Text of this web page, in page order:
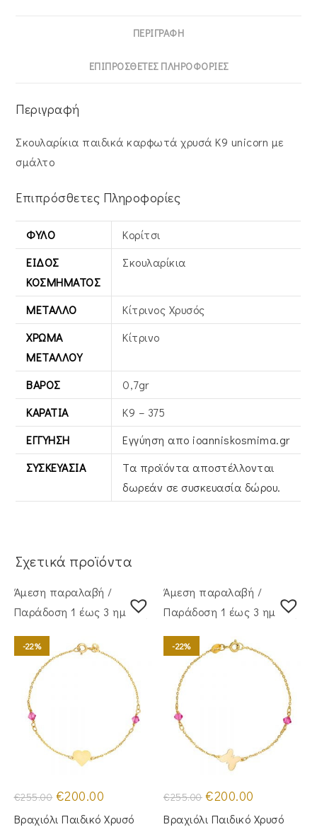
ΠΕΡΙΓΡΑΦΉ
ΕΠΙΠΡΌΣΘΕΤΕΣ ΠΛΗΡΟΦΟΡΊΕΣ
Περιγραφή
Σκουλαρίκια παιδικά καρφωτά χρυσά Κ9 unicorn με
σμάλτο
Επιπρόσθετες Πληροφορίες
ΦΎΛΟ
Κορίτσι
ΕΊΔΟΣ
ΚΟΣΜΉΜΑΤΟΣ
Σκουλαρίκια
ΜΈΤΑΛΛΟ
Κίτρινος Xρυσός
ΧΡΏΜΑ
ΜΕΤΆΛΛΟΥ
Κίτρινο
ΒΆΡΟΣ
0,7gr
ΚΑΡΆΤΙΑ
Κ9 – 375
ΕΓΓΎΗΣΗ
Εγγύηση απο ioanniskosmima.gr
ΣΥΣΚΕΥΑΣΊΑ
Τα προϊόντα αποστέλλονται
δωρεάν σε συσκευασία δώρου.
Σχετικά προϊόντα
Άμεση παραλαβή /
Παράδoση 1 έως 3 ημέρες
-22%
€255.00 Original
price
was:
€255.00.
€200.00
τιμή
είναι:
Βραχιόλι Παιδικό Χρυσό
Άμεση παραλαβή /
Παράδoση 1 έως 3 ημέρες
-22%
€255.00 Original
price
was:
€255.00.
€200.00
τιμή
είναι:
Βραχιόλι Παιδικό Χρυσό